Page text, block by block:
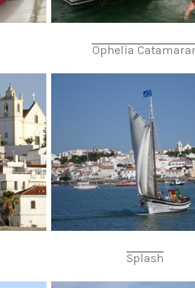
Ophelia
Splash